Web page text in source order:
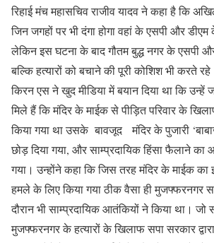
रिहाई मंच महासचिव राजीव यादव ने कहा है कि
जिन जगहों पर भी दंगा होगा वहां के एसपी और डीएम
लेकिन इस घटना के बाद गौतम बुद्ध नगर के एसपी
बल्कि हत्यारों को बचाने की पूरी कोशिश भी करते
किरन एस ने खुद मीडिया में बयान दिया था कि
मिले हैं कि मंदिर के माईक से पीड़ित परिवार के
किया गया था उसके बावजूद मंदिर के पुजारी
छोड़ दिया गया, और साम्प्रदायिक हिंसा फैलाने का
गया। उन्होंने कहा कि जिस तरह मंदिर के माईक का
हमले के लिए किया गया ठीक वैसा ही मुजफ्फरनगर
दौरान भी साम्प्रदायिक आतंकियों ने किया था। जो
मुजफ्फरनगर के हत्यारों के खिलाफ सपा सरकार